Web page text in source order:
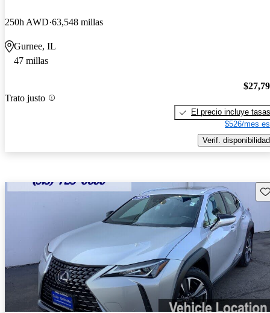
250h AWD 63,548 millas
Gurnee, IL
47 millas
Trato justo
El precio incluye tasas
$526/mes
Verif. disponibilidad